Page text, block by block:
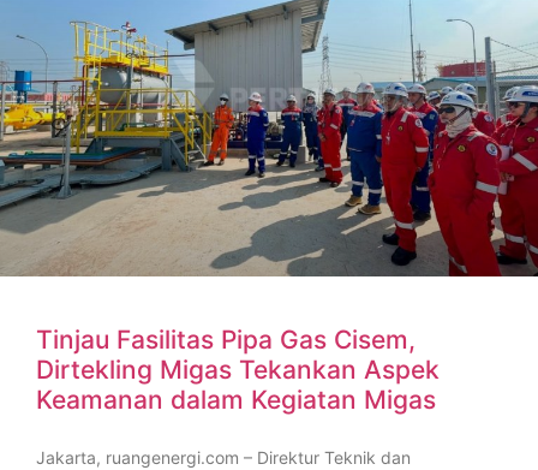
Tinjau Fasilitas Pipa Gas Cisem,
Dirtekling Migas Tekankan Aspek
Keamanan dalam Kegiatan Migas
Jakarta, ruangenergi.com – Direktur Teknik dan